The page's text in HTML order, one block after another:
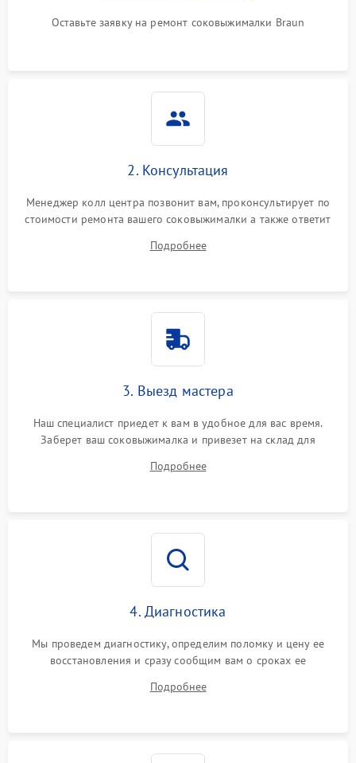
Оставьте заявку на ремонт соковыжималки Braun
2. Консультация
Менеджер колл центра позвонит вам, проконсультирует по
стоимости ремонта вашего соковыжималки а также ответит
Подробнее
3. Выезд мастера
Наш специалист приедет к вам в удобное для вас время.
Заберет ваш соковыжималка и привезет на склад для
Подробнее
4. Диагностика
Мы проведем диагностику, определим поломку и цену ее
восстановления и сразу сообщим вам о сроках ее
Подробнее